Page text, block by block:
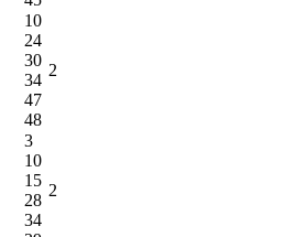
10
24
30
34
47
48
2
3
10
15
28
34
2